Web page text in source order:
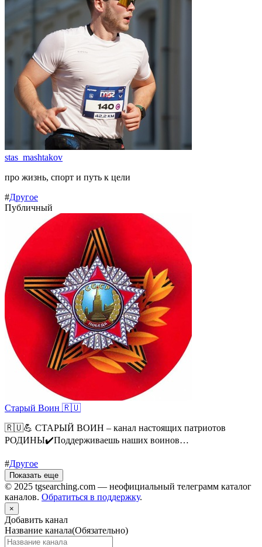
stas_mashtakov
про жизнь, спорт и путь к цели
#Другое
Публичный
Старый Воин 🇷🇺
🇷🇺💪 СТАРЫЙ ВОИН – канал настоящих патриотов
РОДИНЫ✔️Поддерживаешь наших воинов…
#Другое
Показать еще
© 2025 tgsearching.com — неофициальный телеграмм каталог
каналов. Обратиться в поддержку.
×
Добавить канал
Название канала(Обязательно)